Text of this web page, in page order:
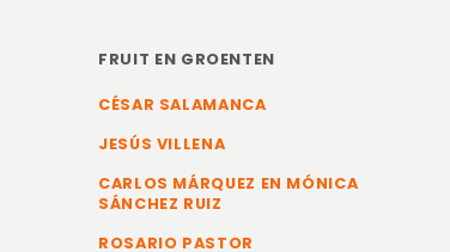
FRUIT EN GROENTEN
CÉSAR SALAMANCA
JESÚS VILLENA
CARLOS MÁRQUEZ EN MÓNICA
SÁNCHEZ RUIZ
ROSARIO PASTOR